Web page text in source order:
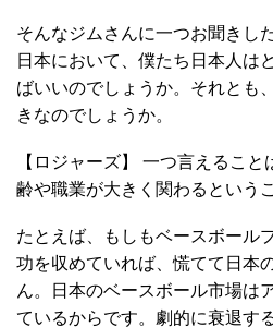
そんなジムさんに一つお聞きし
日本において、僕たち日本人は
ばいいのでしょうか。それとも
きなのでしょうか。
【ロジャーズ】 一つ言えるこ
齢や職業が大きく関わるという
たとえば、もしもベースボール
功を収めていれば、慌てて日本
ん。日本のベースボール市場は
ているからです。劇的に衰退す